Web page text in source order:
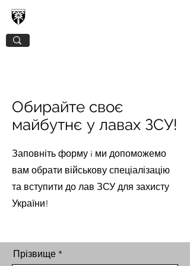
Обирайте своє
майбутнє у лавах ЗСУ!
Заповніть форму i ми допоможемо
вам обрати військову спеціалізацію
та вступити до лав ЗСУ для захисту
України!
Прізвище